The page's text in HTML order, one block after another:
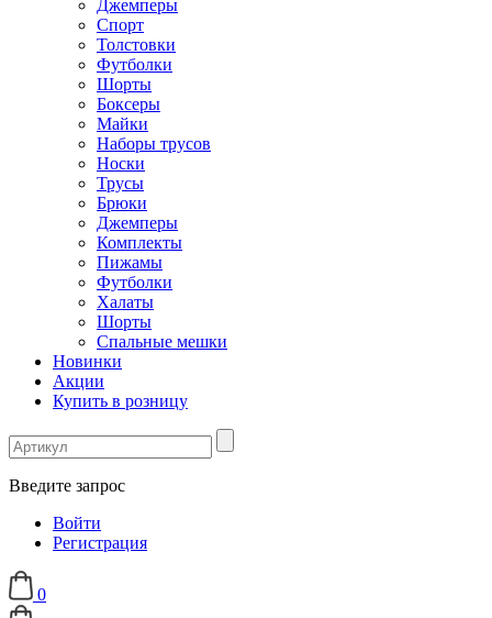
Джемперы
Спорт
Толстовки
Футболки
Шорты
Боксеры
Майки
Наборы трусов
Носки
Трусы
Брюки
Джемперы
Комплекты
Пижамы
Футболки
Халаты
Шорты
Спальные мешки
Новинки
Акции
Купить в розницу
Введите запрос
Войти
Регистрация
0